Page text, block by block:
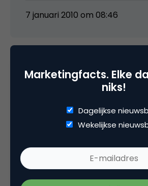
7 januari 2010 om 08:46
Annelies Verhelst
@siegfried dat heb ik dan
verkeerd begrepen. Maar
genoeg mensen die zich met
tegen het idee verzetten en
Marketingfacts. Elke
niks!
Dagelijkse
Wekelijkse